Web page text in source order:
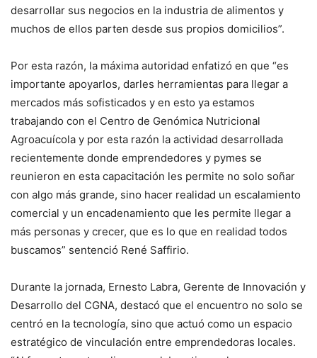
desarrollar sus negocios en la industria de alimentos y
muchos de ellos parten desde sus propios domicilios”.
Por esta razón, la máxima autoridad enfatizó en que “es
importante apoyarlos, darles herramientas para llegar a
mercados más sofisticados y en esto ya estamos
trabajando con el Centro de Genómica Nutricional
Agroacuícola y por esta razón la actividad desarrollada
recientemente donde emprendedores y pymes se
reunieron en esta capacitación les permite no solo soñar
con algo más grande, sino hacer realidad un escalamiento
comercial y un encadenamiento que les permite llegar a
más personas y crecer, que es lo que en realidad todos
buscamos” sentenció René Saffirio.
Durante la jornada, Ernesto Labra, Gerente de Innovación y
Desarrollo del CGNA, destacó que el encuentro no solo se
centró en la tecnología, sino que actuó como un espacio
estratégico de vinculación entre emprendedoras locales.